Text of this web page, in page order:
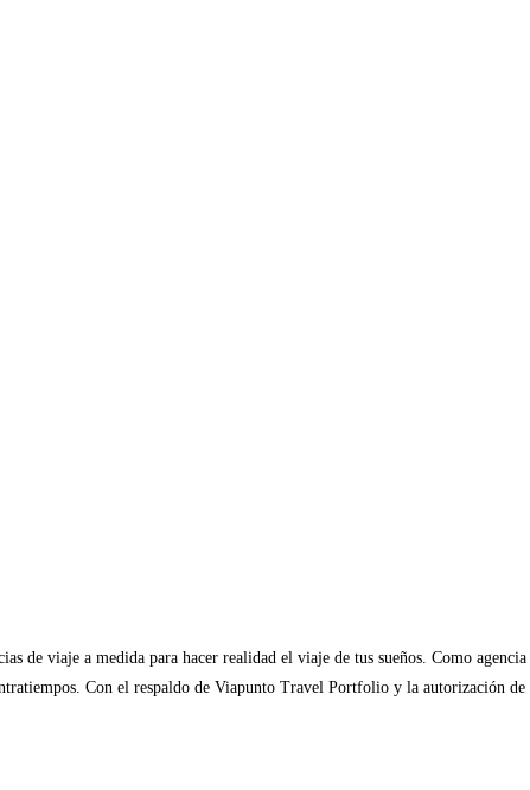
de viaje a medida para hacer realidad el viaje de tus sueños. Como
Con el respaldo de Viapunto Travel Portfolio y la autorización